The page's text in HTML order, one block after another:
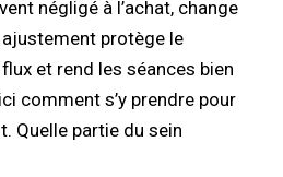
négligé à l’achat, change
protège le
et rend les séances bien
comment s’y prendre pour
Quelle partie du sein